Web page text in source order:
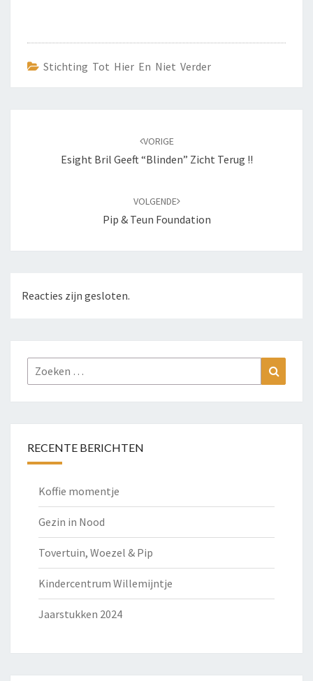
Stichting Tot Hier En Niet Verder
VORIGE
Esight Bril Geeft “blinden” Zicht Terug !!
VOLGENDE
Pip & Teun Foundation
Reacties zijn gesloten.
Zoeken
naar:
RECENTE BERICHTEN
Koffie momentje
Gezin in Nood
Tovertuin, Woezel & Pip
Kindercentrum Willemijntje
Jaarstukken 2024